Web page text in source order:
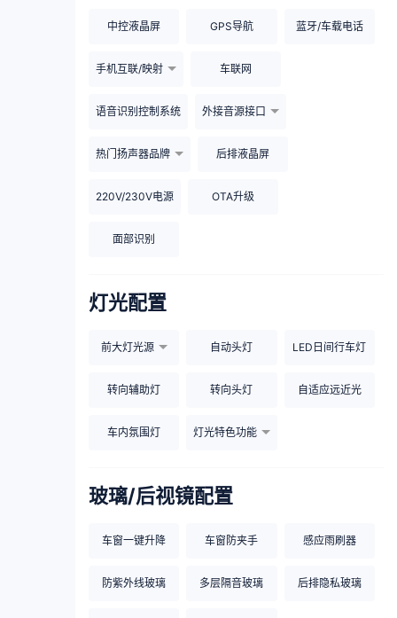
中控液晶屏 GPS导航 蓝牙/车载电话
手机互联/映射 车联网
语音识别控制系统 外接音源接口
热门扬声器品牌 后排液晶屏
220V/230V电源 OTA升级
面部识别
灯光配置
前大灯光源 自动头灯 LED日间行车灯
转向辅助灯 转向头灯 自适应远近光
车内氛围灯 灯光特色功能
玻璃/后视镜配置
车窗一键升降 车窗防夹手 感应雨刷器
防紫外线玻璃 多层隔音玻璃 后排隐私玻璃